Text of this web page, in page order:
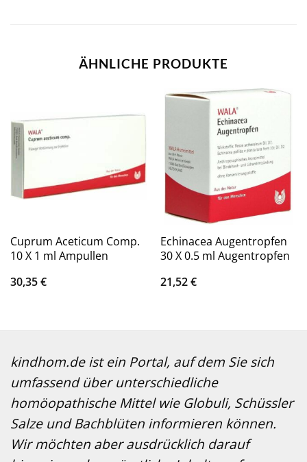
ÄHNLICHE PRODUKTE
Cuprum Aceticum Comp.
10 X 1 ml Ampullen
30,35€
Echinacea Augentropfen
30 X 0.5 ml Augentropfen
21,52€
kindhom.de ist ein Portal, auf dem Sie sich
umfassend über unterschiedliche
homöopathische Mittel wie Globuli, Schüssler
Salze und Bachblüten informieren können.
Wir möchten aber ausdrücklich darauf